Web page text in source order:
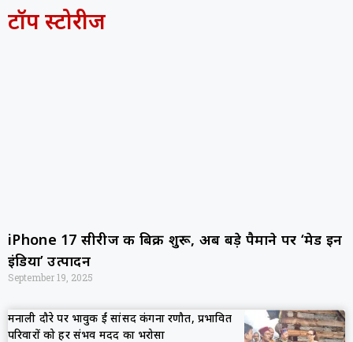
टॉप स्टोरीज
iPhone 17 सीरीज की बिक्री शुरू, अब बड़े पैमाने पर ‘मेड इन
इंडिया’ उत्पादन
September 19, 2025
मनाली दौरे पर भावुक हुईं सांसद कंगना रणौत, प्रभावित
परिवारों को हर संभव मदद का भरोसा